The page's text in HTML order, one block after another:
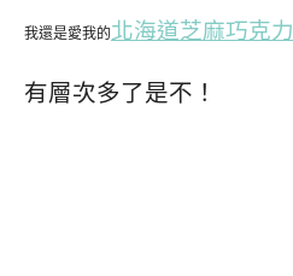
我還是愛我的北海道芝麻巧克力
有層次多了是不！